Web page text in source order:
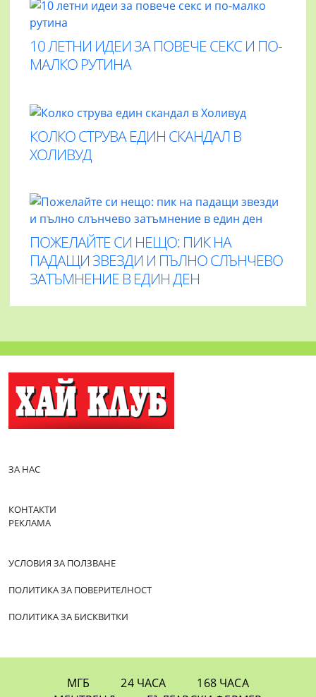
10 ЛЕТНИ ИДЕИ ЗА ПОВЕЧЕ СЕКС И ПО-
МАЛКО РУТИНА
КОЛКО СТРУВА ЕДИН СКАНДАЛ В
ХОЛИВУД
ПОЖЕЛАЙТЕ СИ НЕЩО: ПИК НА
ПАДАЩИ ЗВЕЗДИ И ПЪЛНО СЛЪНЧЕВО
ЗАТЪМНЕНИЕ В ЕДИН ДЕН
ЗА НАС
КОНТАКТИ
РЕКЛАМА
УСЛОВИЯ ЗА ПОЛЗВАНЕ
ПОЛИТИКА ЗА ПОВЕРИТЕЛНОСТ
ПОЛИТИКА ЗА БИСКВИТКИ
МГБ 24 ЧАСА
168 ЧАСА